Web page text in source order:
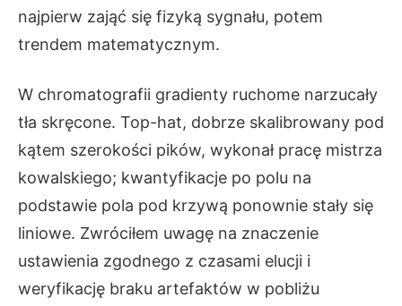
najpierw zająć się fizyką sygnału, potem
trendem matematycznym.
W chromatografii gradienty ruchome narzucały
tła skręcone. Top-hat, dobrze skalibrowany pod
kątem szerokości pików, wykonał pracę mistrza
kowalskiego; kwantyfikacje po polu na
podstawie pola pod krzywą ponownie stały się
liniowe. Zwróciłem uwagę na znaczenie
ustawienia zgodnego z czasami elucji i
weryfikację braku artefaktów w pobliżu